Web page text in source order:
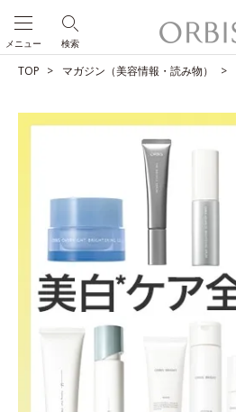
検索
メニュー
TOP マガジン（美容情報・読み物）